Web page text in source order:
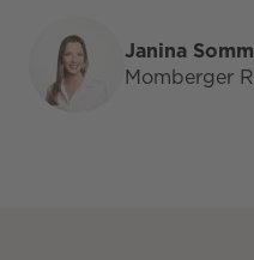
Janina
Momberger